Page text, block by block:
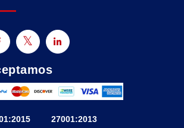
27001:2013